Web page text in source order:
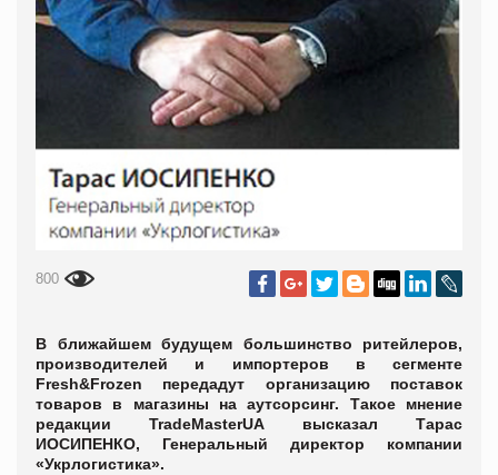
800
В ближайшем будущем большинство ритейлеров,
производителей и импортеров в сегменте
Fresh&Frozen передадут организацию поставок
товаров в магазины на аутсорсинг. Такое мнение
редакции TradeMasterUA высказал Тарас
ИОСИПЕНКО, Генеральный директор компании
«Укрлогистика».